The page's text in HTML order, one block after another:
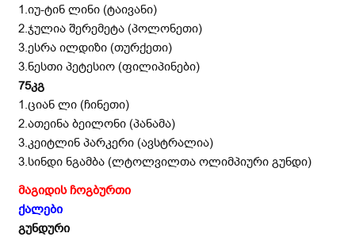
1.იუ-ტინ ლინი (ტაივანი)
2.ჯულია შერემეტა (პოლონეთი)
3.ესრა ილდიზი (თურქეთი)
3.ნესთი პეტესიო (ფილიპინები)
75კგ
1.ციან ლი (ჩინეთი)
2.ათეინა ბეილონი (პანამა)
3.კეიტლინ პარკერი (ავსტრალია)
3.სინდი ნგამბა (ლტოლვილთა ოლიმპიური გუნდი)
მაგიდის ჩოგბურთი
ქალები
გუნდური